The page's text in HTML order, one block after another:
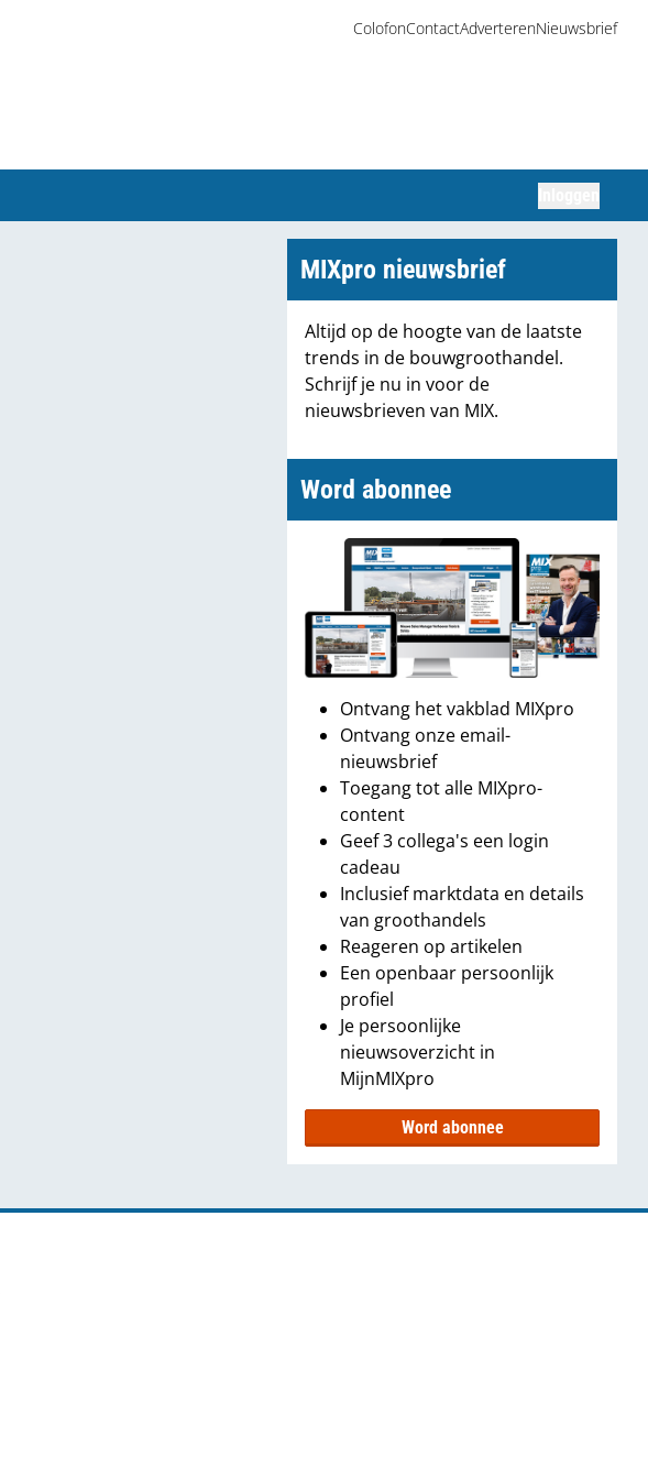
ColofonContactAdverterenNieuwsbrief
MIXpro nieuwsbrief
Altijd op de hoogte van de laatste
trends in de bouwgroothandel.
Schrijf je nu in voor de
nieuwsbrieven van MIX.
Word abonnee
Ontvang het vakblad MIXpro
Ontvang onze email-
nieuwsbrief
Toegang tot alle MIXpro-
content
Geef 3 collega's een login
cadeau
Inclusief marktdata en details
van groothandels
Reageren op artikelen
Een openbaar persoonlijk
profiel
Je persoonlijke
nieuwsoverzicht in
MijnMIXpro
Word abonnee